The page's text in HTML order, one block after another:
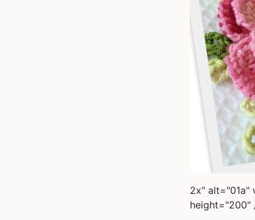
2x" alt="01a"
height="200"